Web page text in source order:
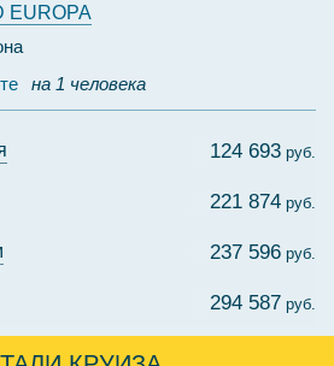
EUROPA
на 1 человека
124 693 руб.
221 874 руб.
237 596 руб.
294 587 руб.